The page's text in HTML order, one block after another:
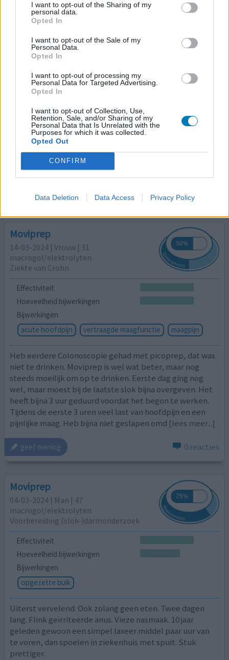
I want to opt-out of the Sharing of my
personal data.
Opted In
I want to opt-out of the Sale of my
Personal Data.
Opted In
I want to opt-out of processing my
Personal Data for Targeted Advertising.
Opted In
I want to opt-out of Collection, Use,
Retention, Sale, and/or Sharing of my
Personal Data that Is Unrelated with the
Purposes for which it was collected.
Opted Out
CONFIRM
Data Deletion Data Access Privacy Policy
geef mening 0 reacties
Moviprep
02-04-2024 | Man | 48
PDS (prikkelbare darmsyndroom)
Hoeveelheid bijwerkingen
Het is absoluut niet lekker om te drinken maar bij mij
werkte het supersnel zonder krampen of opgeblazen
gevoel. Al na 2 glazen van 0.25 ltr eerste toiletbezoek. Al
met al was ik na iets meer dan een uur helemaal leeg.
geef mening 0 reacties
Moviprep
14-03-2024 | Vrouw | 31
macrogol/elektrolyten
Ziekte van Crohn
Effectiviteit
Hoeveelheid bijwerkingen
Bijwerkingen
acute hoofdpijn
vertraagde maagfunctie maagpijn
Heb eerdere Colonoscopie gehad met picoprep, dat was
niet te drinken. Moviprep is wel wat beter, maar nog
steeds moeilijk om op te drinken. Eerste dag ging nog
wel, maar moest bij de laatste slok bijna overgeven. Het
heeft bijna 3 uur geduurd voordat het begon te werken.
Tijdens de eerste 3 uren veel last van hoofdpijn en een
pijnlijke maag. Heb bijna niet geslapen omd [lees meer...]
geef mening 0 reacties
Moviprep
04-03-2024 | Man | 47
macrogol/elektrolyten
Voorbereiding (slok-)darmonderzoek
Effectiviteit
Hoeveelheid bijwerkingen
Bijwerkingen
opgezette buik
Uiterst vervelend. Ook zolang geen eten. Twee dagen
lang. Flink geïrriteerde anus. Vieze nasmaak. 10 jaar
geleden gewoon een simpel laxeer middel paar uur van
te voren, dan spoelen in ziekenhuis met spuit. Stuk
prettiger.